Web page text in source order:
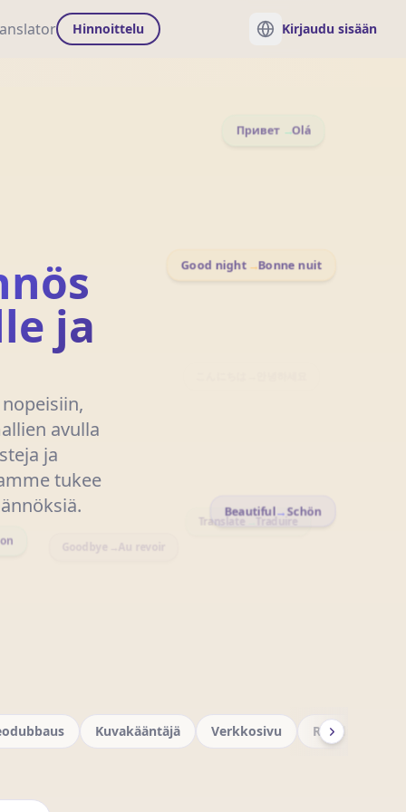
Hinnoittelu Kirjaudu sisään
Привет
Translate Traduire
Goodbye→ Au revoir
ja
avulla
ja
tukee
Kuvakääntäjä Verkkosivu